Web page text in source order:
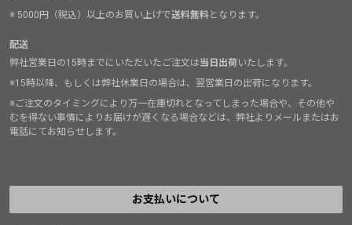
※ 5000円（税込）以上のお買い上げで送料無料となります。
配送
弊社営業日の15時までにいただいたご注文は当日出荷いたします。
※15時以降、もしくは弊社休業日の場合は、翌営業日の出荷になります。
※ご注文のタイミングにより万一在庫切れとなってしまった場合や、その他や
むを得ない事情によりお届けが遅くなる場合などは、弊社よりメールまたはお
電話にてお知らせします。
お支払いについて